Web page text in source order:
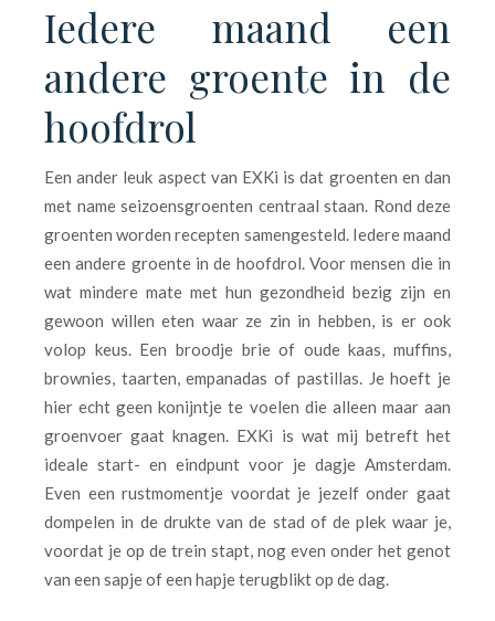
Iedere maand een
andere groente in de
hoofdrol
Een ander leuk aspect van EXKi is dat groenten en dan
met name seizoensgroenten centraal staan. Rond deze
groenten worden recepten samengesteld. Iedere maand
een andere groente in de hoofdrol. Voor mensen die in
wat mindere mate met hun gezondheid bezig zijn en
gewoon willen eten waar ze zin in hebben, is er ook
volop keus. Een broodje brie of oude kaas, muffins,
brownies, taarten, empanadas of pastillas. Je hoeft je
hier echt geen konijntje te voelen die alleen maar aan
groenvoer gaat knagen. EXKi is wat mij betreft het
ideale start- en eindpunt voor je dagje Amsterdam.
Even een rustmomentje voordat je jezelf onder gaat
dompelen in de drukte van de stad of de plek waar je,
voordat je op de trein stapt, nog even onder het genot
van een sapje of een hapje terugblikt op de dag.